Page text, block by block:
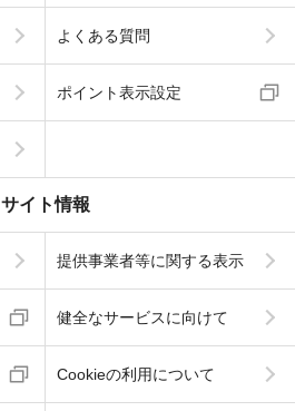
よくある質問
ポイント表示設定
サイト情報
提供事業者等に関する表示
健全なサービスに向けて
Cookieの利用について